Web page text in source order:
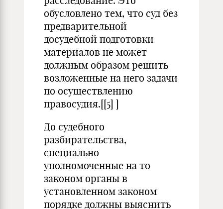
обусловлено тем, что суд без
предварительной
досудебной подготовки
материалов не может
должным образом решить
возложенные на него задачи
по осуществлению
правосудия.[[5] ]
До судебного
разбирательства,
специально
уполномоченные на то
законом органы в
установленном законом
порядке должны выяснить